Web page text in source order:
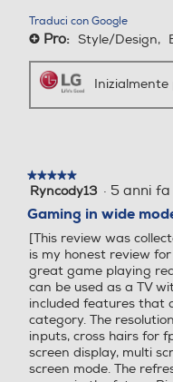
Individua il
Night
Black Stabilizer
scovare i nemici.
*Le immagini
per migliorare la
funzionalità. Può
OFF
Altezza-mm
Profondità-mm
Traduci con Google
+ Pro: Style/Design,
Inizialmente
★★★★★
★★★★★
5
5
stelle.
Ryncody13 · 5 anni fa
Gaming in wide
[This review was
is my honest review
great game playing
can be used as a TV
included features that
category. The
inputs, cross hairs for
screen display, multi
screen mode. The